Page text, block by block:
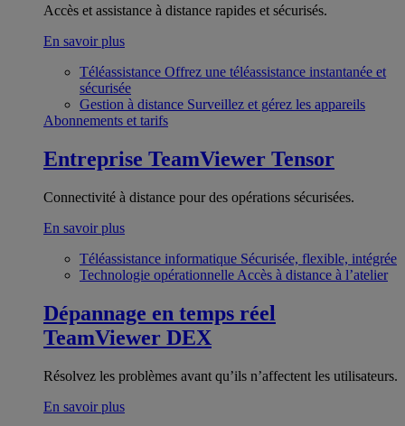
Accès et assistance à distance rapides et sécurisés.
En savoir plus
Téléassistance Offrez une téléassistance instantanée et
sécurisée
Gestion à distance Surveillez et gérez les appareils
Abonnements et tarifs
Entreprise TeamViewer Tensor
Connectivité à distance pour des opérations sécurisées.
En savoir plus
Téléassistance informatique Sécurisée, flexible, intégrée
Technologie opérationnelle Accès à distance à l’atelier
Dépannage en temps réel
TeamViewer DEX
Résolvez les problèmes avant qu’ils n’affectent les utilisateurs.
En savoir plus